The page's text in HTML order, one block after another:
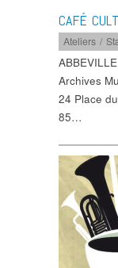
CAFÉ
Ateliers /
Archives
24 Place
85…